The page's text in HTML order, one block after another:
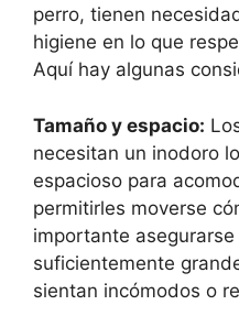
perro, tienen
higiene en lo que
Aquí hay algunas
Tamaño y espacio:
necesitan un inodoro
espacioso para
permitirles moverse
importante
suficientemente
sientan incómodos o